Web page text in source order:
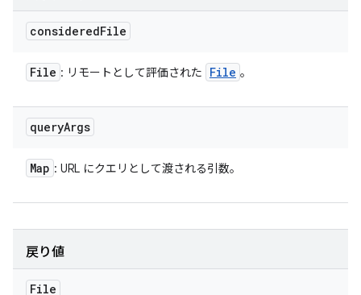
consideredFile
File : リモートとして評価された File 。
queryArgs
Map : URL にクエリとして渡される引数。
戻り値
File